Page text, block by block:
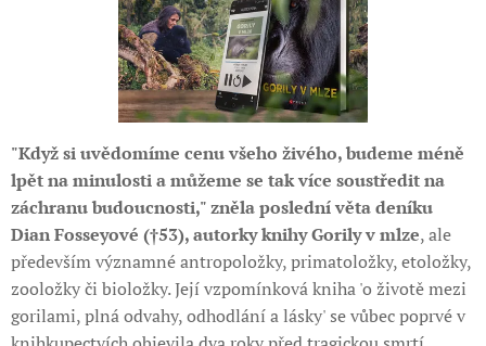
"Když si uvědomíme cenu všeho živého, budeme méně
lpět na minulosti a můžeme se tak více soustředit na
záchranu budoucnosti," zněla poslední věta deníku
Dian Fosseyové (†53), autorky knihy Gorily v mlze, ale
především významné antropoložky, primatoložky, etoložky,
zooložky či bioložky. Její vzpomínková kniha 'o životě mezi
gorilami, plná odvahy, odhodlání a lásky' se vůbec poprvé v